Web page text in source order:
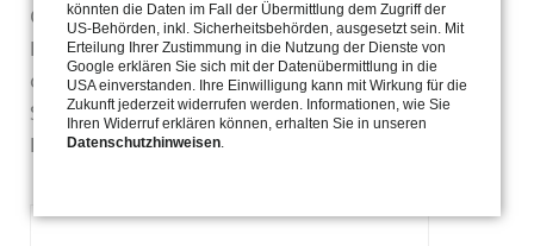
Ordensgemeinschaften in allen Fragen rund ums
Kirchenasyl. Wir geben geflüchteten Menschen in
der Öffentlichkeit eine Stimme und nehmen
Stellung zu Entwicklungen in der
Flüchtlingspolitik.
könnten die Daten im Fall der Übermittlung dem Zugriff der
US-Behörden, inkl. Sicherheitsbehörden, ausgesetzt sein. Mit
Erteilung Ihrer Zustimmung in die Nutzung der Dienste von
Google erklären Sie sich mit der Datenübermittlung in die
USA einverstanden. Ihre Einwilligung kann mit Wirkung für die
Zukunft jederzeit widerrufen werden. Informationen, wie Sie
Ihren Widerruf erklären können, erhalten Sie in unseren
Datenschutzhinweisen.